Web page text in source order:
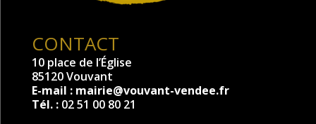
CONTACT
10 place de l’Église
85120 Vouvant
E-mail : mairie@vouvant-vendee.fr
Tél. : 02 51 00 80 21